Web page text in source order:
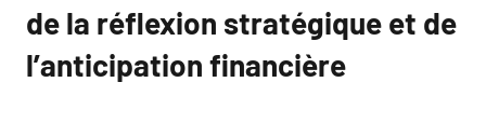
de la réflexion stratégique et de
l’anticipation financière